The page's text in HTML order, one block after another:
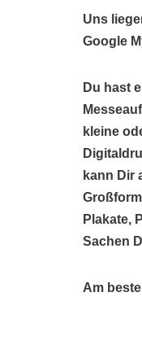
Uns
Google
Du hast
kleine
kann Dir
Plakate,
Sachen
Am